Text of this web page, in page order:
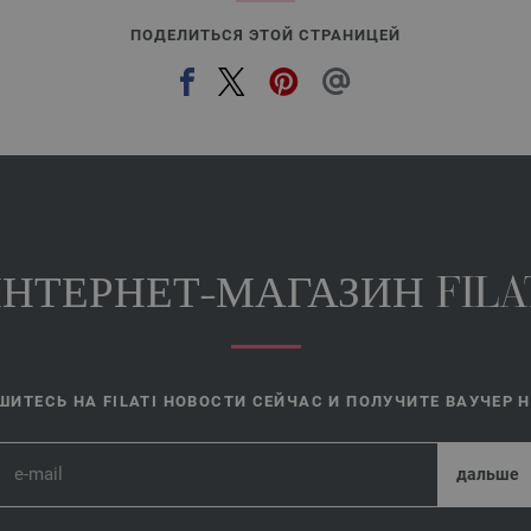
ПОДЕЛИТЬСЯ ЭТОЙ СТРАНИЦЕЙ
МАГАЗИН
НА FILATI НОВОСТИ СЕЙЧАС И ПОЛУЧИТЕ ВАУЧЕР